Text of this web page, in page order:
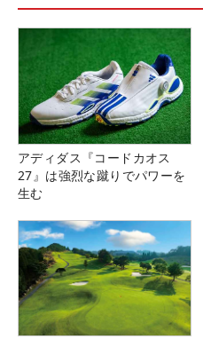
アディダス『コードカオス
27』は強烈な蹴りでパワーを
生む